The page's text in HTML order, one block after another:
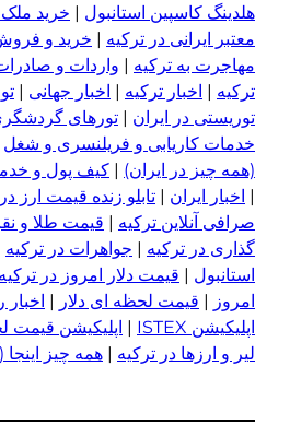
هلدینگ کاسپین استانبول | خرید ملک
معتبر ایرانی در ترکیه | خرید و
مهاجرت به ترکیه | واردات و
ترکیه | اخبار ترکیه | اخبار جهانی |
توریستی در ایران | تورهای
خدمات کاریابی و فریلنسری و شغل
(همه چیز در ایران) | کیف پول و
| اخبار ایران | تابلو زنده قیمت ارز
صرافی آنلاین ترکیه | قیمت طلا و
گذاری در ترکیه | جواهرات در ترکیه
استانبول | قیمت دلار امروز در ترکیه
امروز | قیمت لحظه ای دلار | اخبار
اپلیکیشن ISTEX
| اپلیکیشن قیمت
لیر و ار زها در ترکیه | همه چیز اینجا